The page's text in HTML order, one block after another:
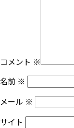
コメント ※
名前 ※
メール ※
サイト